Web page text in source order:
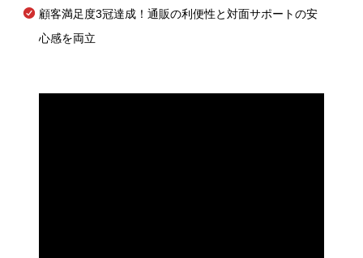
顧客満足度3冠達成！通販の利便性と対面サポートの安
心感を両立